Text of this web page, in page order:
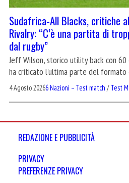
Sudafrica-All Blacks, critiche
Rivalry: “C’è una partita di
dal rugby”
Jeff Wilson, storico utility back con 60
ha criticato l'ultima parte del formato
4 Agosto 20266 Nazioni – Test match /Test
REDAZIONE E PUBBLICITÀ
PRIVACY
PREFERENZE PRIVACY